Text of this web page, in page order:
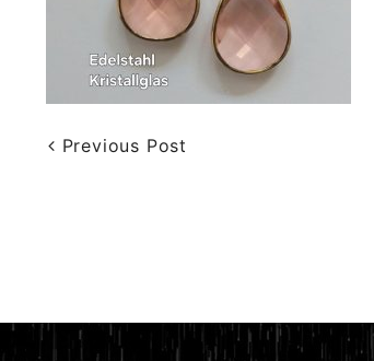
Previous Post